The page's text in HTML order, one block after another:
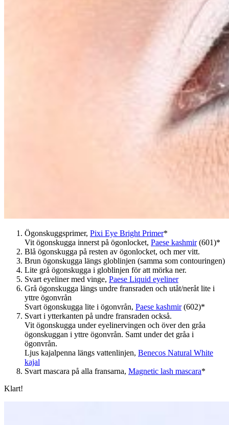
Ögonskuggsprimer, Pixi Eye Bright Primer*
Vit ögonskugga innerst på ögonlocket, Paese kashmir(601)*
Blå ögonskugga på resten av ögonlocket, och mer vitt.
Brun ögonskugga längs globlinjen (samma som contouringen)
Lite grå ögonskugga i globlinjen för att mörka ner.
Svart eyeliner med vinge, Paese Liquid eyeliner
Grå ögonskugga längs undre fransraden och utåt/neråt lite i
yttre ögonvrån
Svart ögonskugga lite i ögonvrån, Paese kashmir(602)*
Svart i ytterkanten på undre fransraden också.
Vit ögonskugga under eyelinervingen och över den gråa
ögonskuggan i yttre ögonvrån. Samt under det gråa i
ögonvrån.
Ljus kajalpenna längs vattenlinjen, Benecos Natural White
kajal
Svart mascara på alla fransarna, Magnetic lash mascara*
Klart!